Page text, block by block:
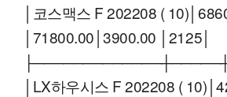
│코스맥스 F 202208 (
│71800.00│3900.00 │2125│
│LX하우시스 F 202208 (